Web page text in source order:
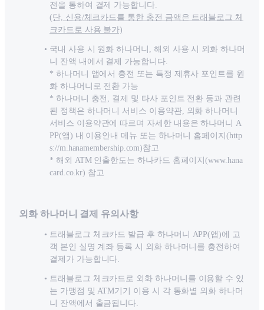
전을 통하여 결제 가능합니다.
(단, 신용/체크카드를 통한 충전 금액은 트래블로그 체
크카드로 사용 불가)
국내 사용 시 원화 하나머니, 해외 사용 시 외화 하나머
니 잔액 내에서 결제 가능합니다.
* 하나머니 앱에서 충전 또는 특정 제휴사 포인트를 원
화 하나머니로 전환 가능
* 하나머니 충전, 결제 및 타사 포인트 전환 등과 관련
된 정책은 하나머니 서비스 이용약관, 외화 하나머니
서비스 이용약관에 따르며 자세한 내용은 하나머니 A
PP(앱) 내 이용안내 메뉴 또는 하나머니 홈페이지(http
s://m.hanamembership.com)참고
* 해외 ATM 인출한도는 하나카드 홈페이지(www.hana
card.co.kr) 참고
외화 하나머니 결제 유의사항
트래블로그 체크카드 발급 후 하나머니 APP(앱)에 고
객 본인 실명 계좌 등록 시 외화 하나머니를 충전하여
결제가 가능합니다.
트래블로그 체크카드로 외화 하나머니를 이용할 수 있
는 가맹점 및 ATM기기 이용 시 각 통화별 외화 하나머
니 잔액에서 출금됩니다.